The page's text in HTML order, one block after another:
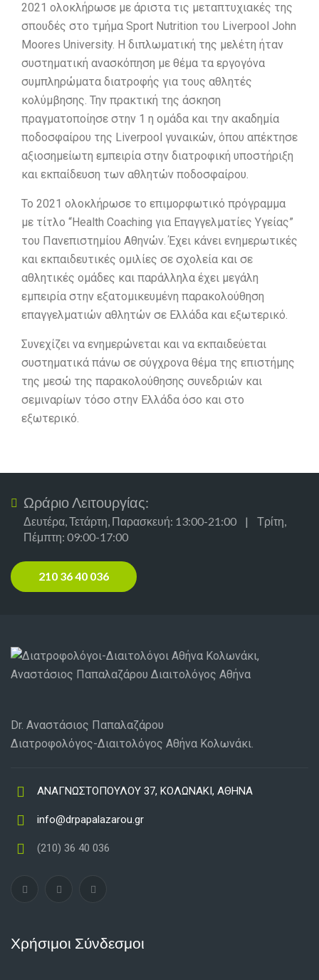
2021 ολοκλήρωσε με άριστα τις μεταπτυχιακές της
σπουδές στο τμήμα Sport Nutrition του Liverpool John
Moores University. Η διπλωματική της μελέτη ήταν
συστηματική ανασκόπηση με θέμα τα εργογόνα
συμπληρώματα διατροφής για τους αθλητές
κολύμβησης. Την πρακτική της άσκηση
πραγματοποίησε στην 1 η ομάδα και την ακαδημία
ποδοσφαίρου της Liverpool γυναικών, όπου απέκτησε
αξιοσημείωτη εμπειρία στην διατροφική υποστήριξη
και εκπαίδευση των αθλητών ποδοσφαίρου.
Το 2021 ολοκλήρωσε το επιμορφωτικό πρόγραμμα
με τίτλο “Health Coaching για Επαγγελματίες Υγείας”
του Πανεπιστημίου Αθηνών. Έχει κάνει ενημερωτικές
και εκπαιδευτικές ομιλίες σε σχολεία και σε
αθλητικές ομάδες και παράλληλα έχει μεγάλη
εμπειρία στην εξατομικευμένη παρακολούθηση
επαγγελματιών αθλητών σε Ελλάδα και εξωτερικό.
Συνεχίζει να ενημερώνεται και να εκπαιδεύεται
συστηματικά πάνω σε σύγχρονα θέμα της επιστήμης
της μεσώ της παρακολούθησης συνεδριών και
σεμιναρίων τόσο στην Ελλάδα όσο και στο
εξωτερικό.
Ωράριο Λειτουργίας:
Δευτέρα, Τετάρτη, Παρασκευή: 13:00-21:00 | Τρίτη,
Πέμπτη: 09:00-17:00
210 36 40 036
Dr. Αναστάσιος Παπαλαζάρου
Διατροφολόγος-Διαιτολόγος Αθήνα Κολωνάκι.
ΑΝΑΓΝΩΣΤΟΠΟΥΛΟΥ 37, ΚΟΛΩΝΑΚΙ, ΑΘΗΝΑ
info@drpapalazarou.gr
(210) 36 40 036
Χρήσιμοι Σύνδεσμοι